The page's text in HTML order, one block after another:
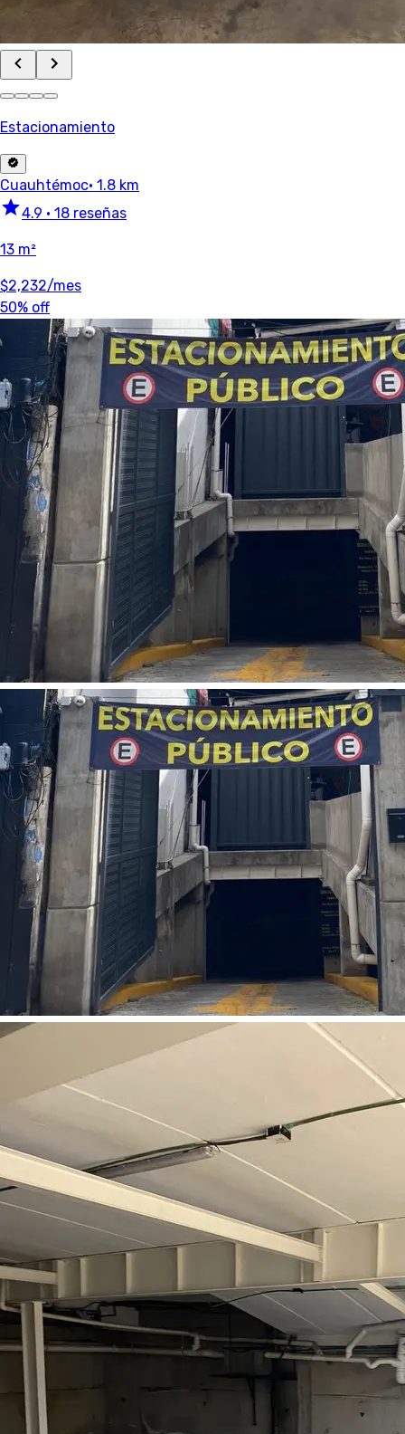
Estacionamiento
Cuauhtémoc· 1.8 km
4.9 • 18 reseñas
13 m²
$2,232/mes
50% off